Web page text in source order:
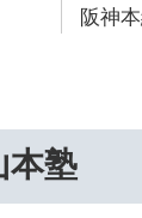
阪神
本塾